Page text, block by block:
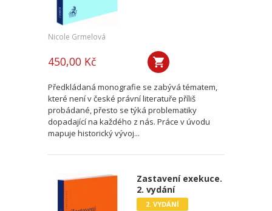
Nicole Grmelová
450,00 Kč
Předkládaná monografie se zabývá tématem,
které není v české právní literatuře příliš
probádané, přesto se týká problematiky
dopadající na každého z nás. Práce v úvodu
mapuje historický vývoj...
Zastavení exekuce.
2. vydání
2. VYDÁNÍ